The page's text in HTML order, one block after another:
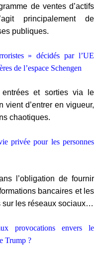
de ventes d’actifs
principalement de
publiques.
» décidés par l’UE
de l’espace Schengen
entrées et sorties via le
vient d’entrer en vigueur,
chaotiques.
privée pour les personnes
l’obligation de fournir
bancaires et les
sur les réseaux sociaux…
provocations envers le
Trump ?